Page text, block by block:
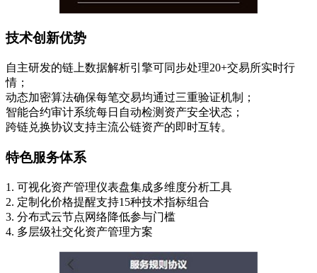
技术创新优势
自主研发的链上数据解析引擎可同步处理20+交易所实时行
情；
动态加密算法确保每笔交易均通过三重验证机制；
智能合约审计系统每日自动检测资产安全状态；
跨链兑换协议支持主流公链资产的即时互转。
特色服务体系
1. 可视化资产管理仪表盘集成多维度分析工具
2. 定制化价格提醒支持15种技术指标组合
3. 分布式云节点网络降低参与门槛
4. 多层级社交化资产管理方案